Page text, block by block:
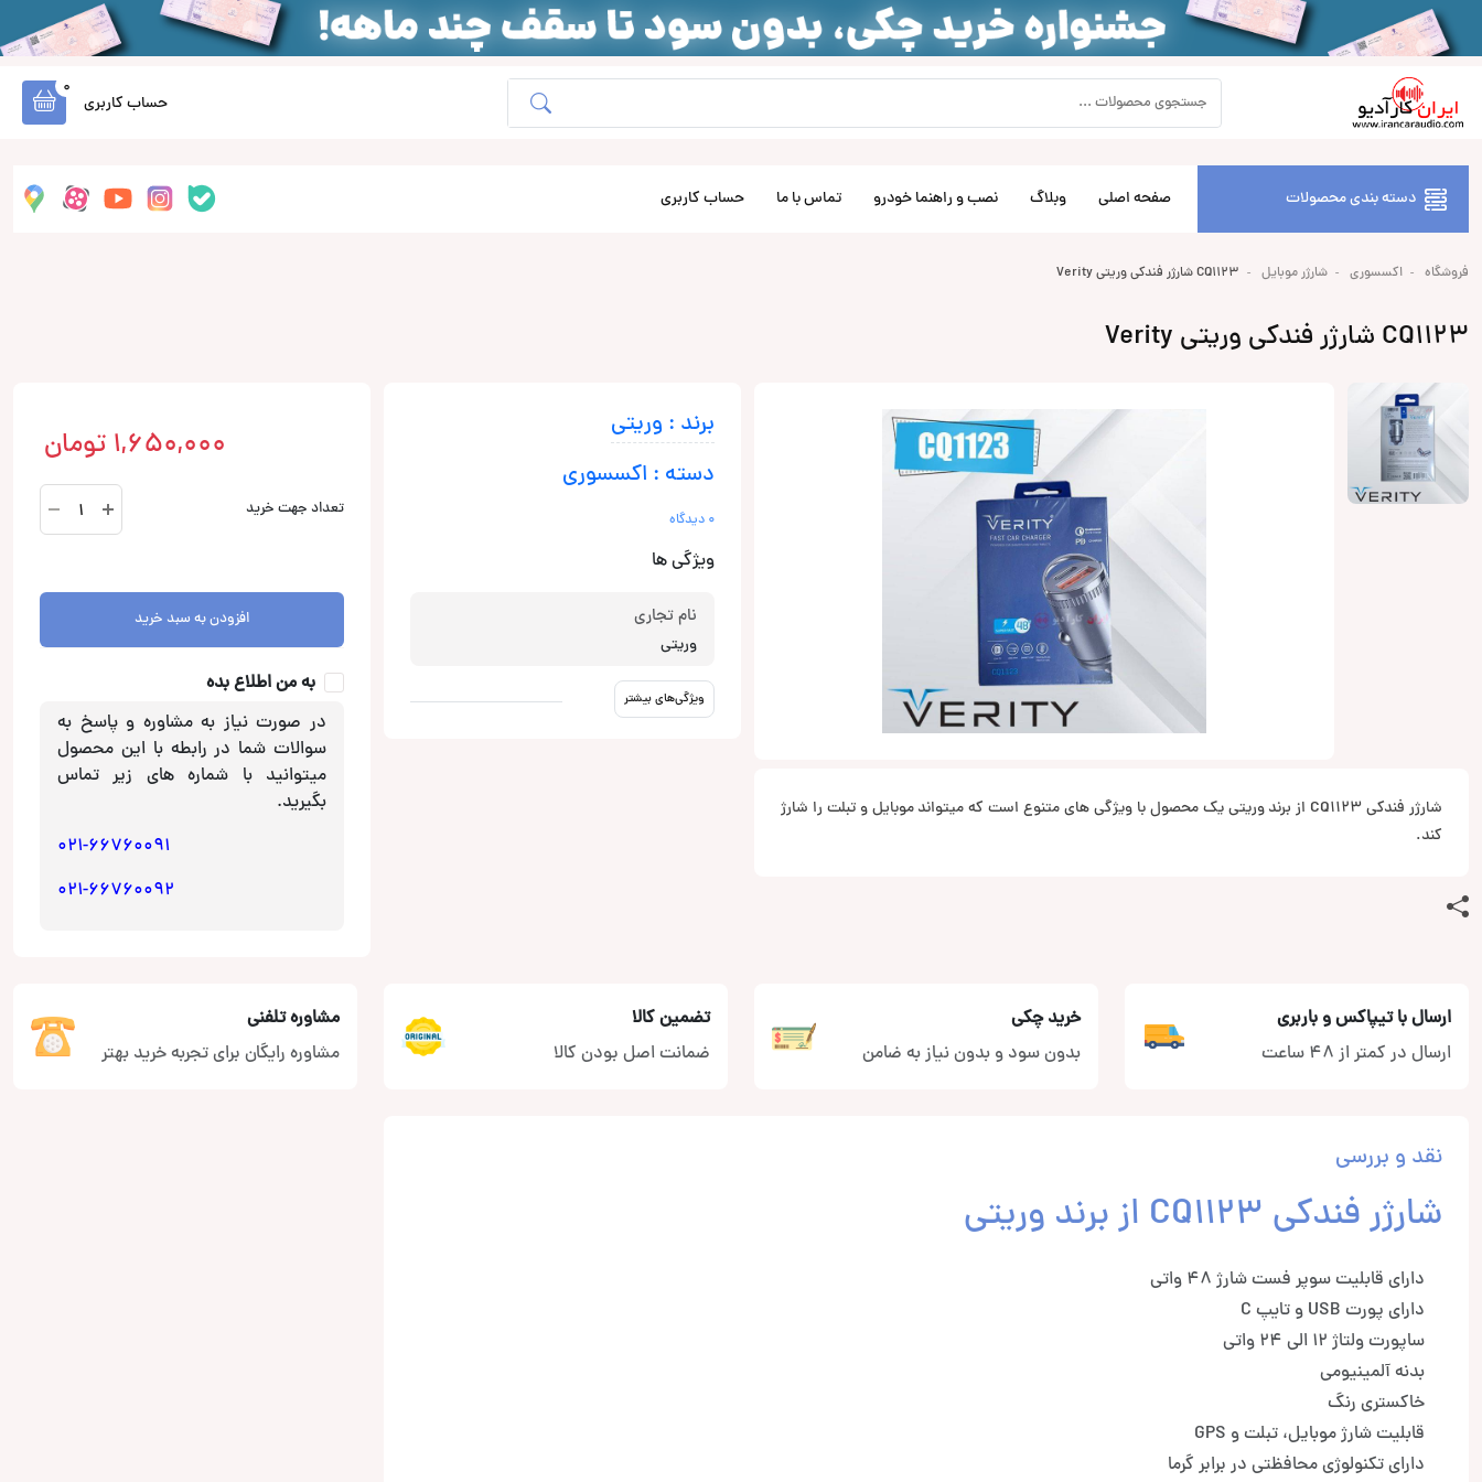
حساب کاربری
0
دسته بندی محصولات صفحه اصلی وبلاگ نصب و راهنما خودرو تماس با ما حساب کاربری
فروشگاه اکسسوری شارژر موبایل CQ1123 شارژر فندکی وریتی Verity
CQ1123 شارژر فندکی وریتی Verity
شارژر فندکی CQ1123 از برند وریتی یک محصول با ویژگی های متنوع است که میتواند موبایل و تبلت را شارژ
کند.
برند : وریتی
دسته : اکسسوری
0 دیدگاه
ویژگی ها
نام تجاری
وریتی
ویژگی‌های بیشتر
1,650,000 تومان
تعداد جهت خرید
CQ1123
شارژر
افزودن به سبد خرید
به من اطلاع بده
در صورت نیاز به مشاوره و پاسخ به
سوالات شما در رابطه با این محصول
میتوانید با شماره های زیر تماس
بگیرید.
021-66760091
021-66760092
ارسال با تیپاکس و باربری
ارسال در کمتر از 48 ساعت
خرید چکی
بدون سود و بدون نیاز به ضامن
تضمین کالا
ضمانت اصل بودن کالا
مشاوره تلفنی
مشاوره رایگان برای تجربه خرید بهتر
نقد و بررسی
شارژر فندکی CQ1123 از برند وریتی
دارای قابلیت سوپر فست شارژ 48 واتی
دارای پورت USB و تایپ C
ساپورت ولتاژ 12 الی 24 واتی
بدنه آلمینیومی
خاکستری رنگ
قابلیت شارژ موبایل، تبلت و GPS
دارای تکنولوژی محافظتی در برابر گرما